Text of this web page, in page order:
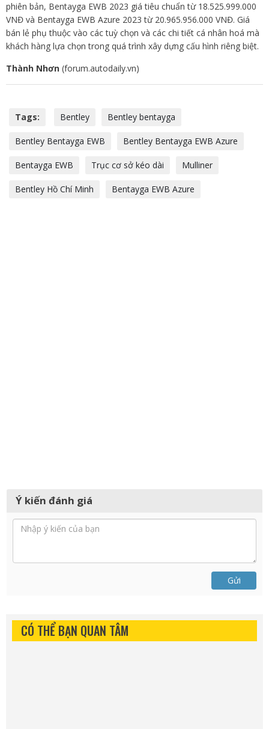
phiên bản, Bentayga EWB 2023 giá tiêu chuẩn từ 18.525.999.000
VNĐ và Bentayga EWB Azure 2023 từ 20.965.956.000 VNĐ. Giá
bán lẻ phụ thuộc vào các tuỳ chọn và các chi tiết cá nhân hoá mà
khách hàng lựa chọn trong quá trình xây dựng cấu hình riêng biệt.
Thành Nhơn (forum.autodaily.vn)
Tags: Bentley Bentley bentayga
Bentley Bentayga EWB Bentley Bentayga EWB Azure
Bentayga EWB Trục cơ sở kéo dài Mulliner
Bentley Hồ Chí Minh Bentayga EWB Azure
Ý kiến đánh giá
Gửi
CÓ THỂ BẠN QUAN TÂM